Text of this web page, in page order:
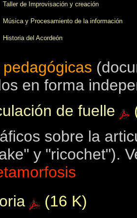
Taller de Improvisación y creación
Música y Procesamiento de la información
Historia del Acordeón
en forma
de fuelle
sobre la
y "ricochet").
(16 K)